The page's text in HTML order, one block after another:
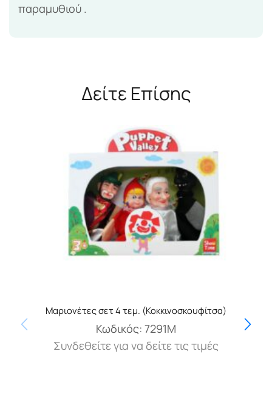
παραμυθιού .
Δείτε Επίσης
Μαριονέτες σετ 4 τεμ. (Κοκκινοσκουφίτσα)
Κωδικός: 7291Μ
Συνδεθείτε για να δείτε τις τιμές